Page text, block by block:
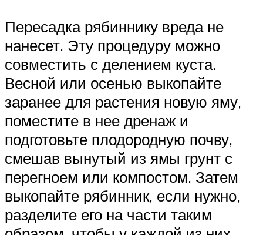
Пересадка рябиннику вреда не
нанесет. Эту процедуру можно
совместить с делением куста.
Весной или осенью выкопайте
заранее для растения новую яму,
поместите в нее дренаж и
подготовьте плодородную почву,
смешав вынутый из ямы грунт с
перегноем или компостом. Затем
выкопайте рябинник, если нужно,
разделите его на части таким